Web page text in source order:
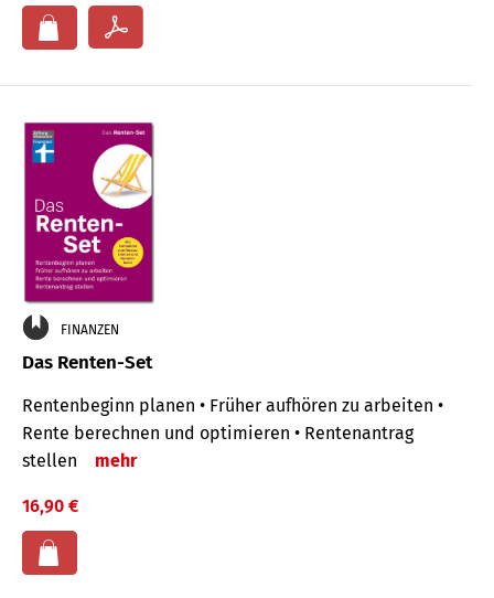
FINANZEN
Das Renten-Set
Rentenbeginn planen • Früher aufhören zu arbeiten •
Rente berechnen und optimieren • Rentenantrag
stellen
mehr
16,90 €